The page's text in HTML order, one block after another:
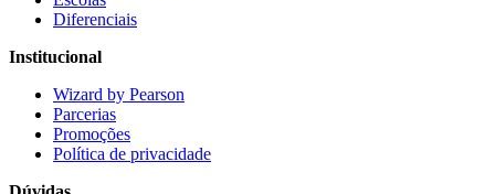
Diferenciais
Institucional
Wizard by Pearson
Parcerias
Promoções
Política de privacidade